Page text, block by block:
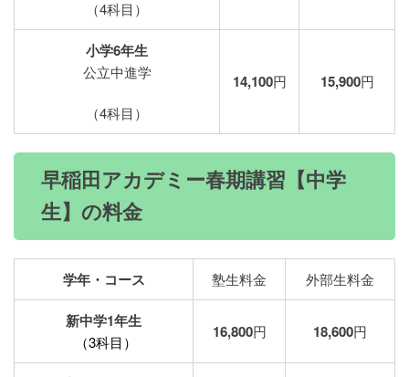
（4科目）
小学6年生
公立中進学
（4科目）
14,100円 15,900円
早稲田アカデミー春期講習【中学
生】の料金
学年・コース 塾生料金 外部生料金
新中学1年生
（3科目）
16,800円 18,600円